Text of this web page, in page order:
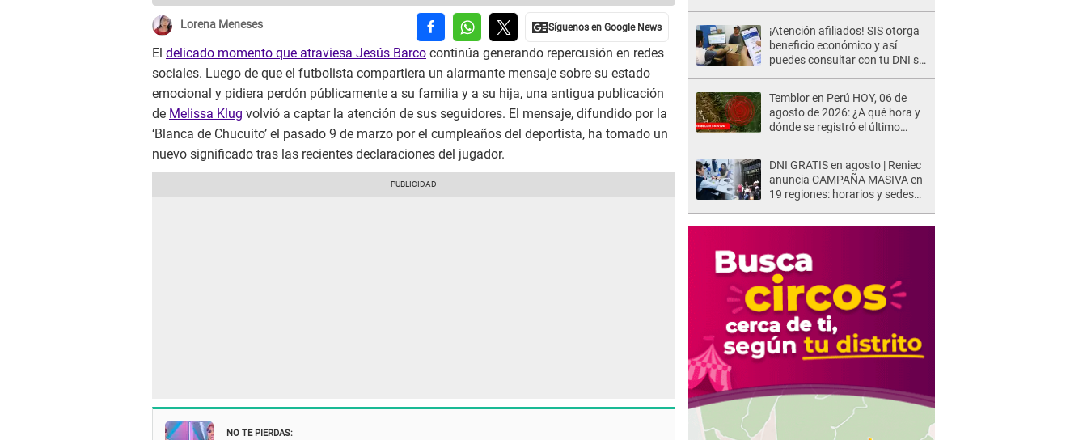
Lorena Meneses
El delicado momento que atraviesa Jesús Barco continúa generando repercusión en redes
sociales. Luego de que el futbolista compartiera un alarmante mensaje sobre su estado
emocional y pidiera perdón públicamente a su familia y a su hija, una antigua publicación
de Melissa Klug volvió a captar la atención de sus seguidores. El mensaje, difundido por la
‘Blanca de Chucuito’ el pasado 9 de marzo por el cumpleaños del deportista, ha tomado un
nuevo significado tras las recientes declaraciones del jugador.
NO TE PIERDAS:
¡Atención afiliados! SIS otorga
beneficio económico y así
puedes consultar con tu DNI si
Temblor en Perú HOY, 06 de
agosto de 2026: ¿A qué hora y
dónde se registró el último
DNI GRATIS en agosto | Reniec
anuncia CAMPAÑA MASIVA en
19 regiones: horarios y sedes